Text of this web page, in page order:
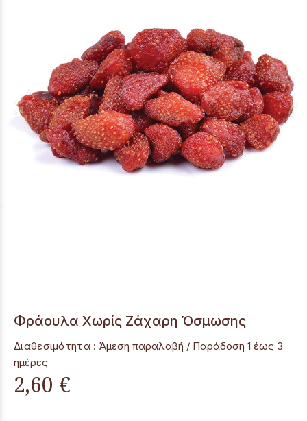
Φράουλα Χωρίς Ζάχαρη Όσμωσης
Διαθεσιμότητα : Άμεση παραλαβή / Παράδoση 1 έως 3
ημέρες
2,60 €